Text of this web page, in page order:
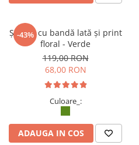
-43%
Șalvari cu bandă lată și print
floral - Verde
119,00 RON
68,00 RON
Culoare_:
ADAUGA IN COS